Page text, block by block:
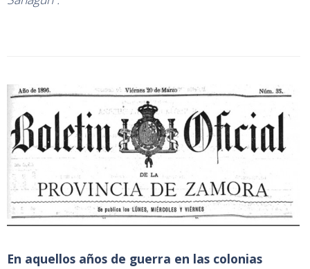
En aquellos años de guerra en las colonias